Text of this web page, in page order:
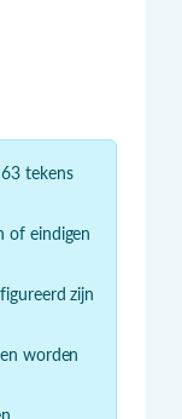
tekens
of eindigen
zijn
worden